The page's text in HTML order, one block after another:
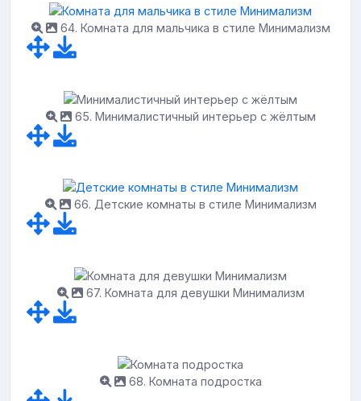
64. Комната для мальчика в стиле Минимализм
65. Минималистичный интерьер с жёлтым
66. Детские комнаты в стиле Минимализм
67. Комната для девушки Минимализм
68. Комната подростка